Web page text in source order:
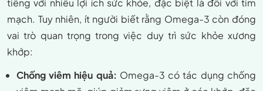
tiếng với nhiều lợi ích sức khỏe, đặc biệt là đối với tim
mạch. Tuy nhiên, ít người biết rằng Omega-3 còn đóng
vai trò quan trọng trong việc duy trì sức khỏe xương
khớp:
Chống viêm hiệu quả: Omega-3 có tác dụng chống